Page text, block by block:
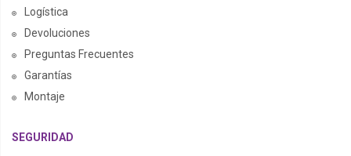
Logística
Devoluciones
Preguntas Frecuentes
Garantías
Montaje
SEGURIDAD